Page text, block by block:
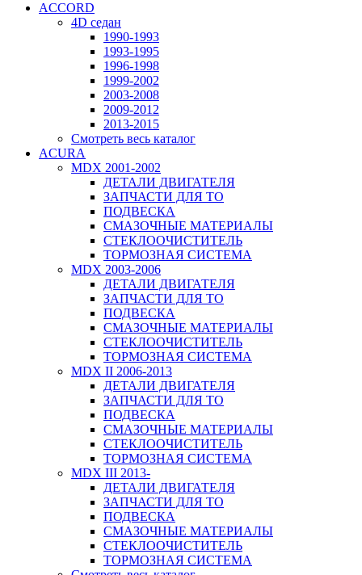
ACCORD
4D седан
1990-1993
1993-1995
1996-1998
1999-2002
2003-2008
2009-2012
2013-2015
Смотреть весь каталог
ACURA
MDX 2001-2002
ДЕТАЛИ ДВИГАТЕЛЯ
ЗАПЧАСТИ ДЛЯ ТО
ПОДВЕСКА
СМАЗОЧНЫЕ МАТЕРИАЛЫ
СТЕКЛООЧИСТИТЕЛЬ
ТОРМОЗНАЯ СИСТЕМА
MDX 2003-2006
ДЕТАЛИ ДВИГАТЕЛЯ
ЗАПЧАСТИ ДЛЯ ТО
ПОДВЕСКА
СМАЗОЧНЫЕ МАТЕРИАЛЫ
СТЕКЛООЧИСТИТЕЛЬ
ТОРМОЗНАЯ СИСТЕМА
MDX II 2006-2013
ДЕТАЛИ ДВИГАТЕЛЯ
ЗАПЧАСТИ ДЛЯ ТО
ПОДВЕСКА
СМАЗОЧНЫЕ МАТЕРИАЛЫ
СТЕКЛООЧИСТИТЕЛЬ
ТОРМОЗНАЯ СИСТЕМА
MDX III 2013-
ДЕТАЛИ ДВИГАТЕЛЯ
ЗАПЧАСТИ ДЛЯ ТО
ПОДВЕСКА
СМАЗОЧНЫЕ МАТЕРИАЛЫ
СТЕКЛООЧИСТИТЕЛЬ
ТОРМОЗНАЯ СИСТЕМА